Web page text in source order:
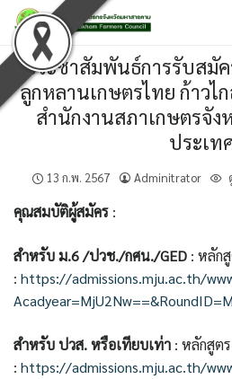
Skip
to
contentประชาสัมพันธ์การรับสมัค
ลูกหลานเกษตรไทย ก้าวไ
สำนักงานสภาเกษตรจัง
ประเท
13 ก.พ. 2567 Adminitrator
คุณสมบัติผู้สมัคร :
สำหรับ ม.6 /ปวช./กศน./GED : หลัก
: https://admissions.mju.ac.th/
สำหรับ ปวส. หรือเทียบเท่า : หลักสูต
: https://admissions.mju.ac.th/